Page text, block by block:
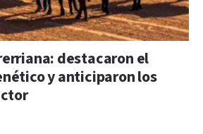
destacaron el
y anticiparon los